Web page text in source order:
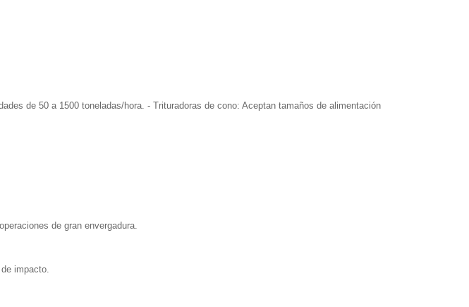
de 50 a 1500 toneladas/hora. - Trituradoras de cono: Aceptan tamaños de alimentación
de gran envergadura.
impacto.